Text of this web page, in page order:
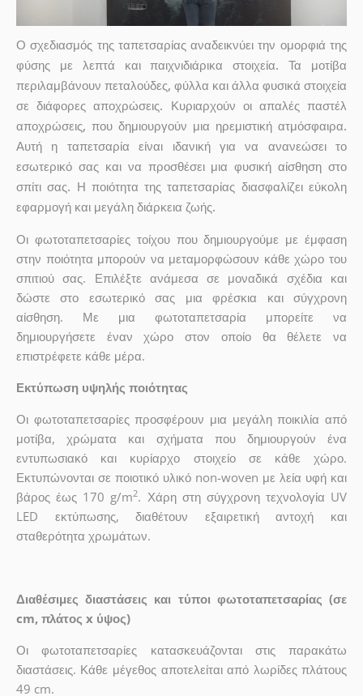
Ο σχεδιασμός της ταπετσαρίας αναδεικνύει την ομορφιά της
φύσης με λεπτά και παιχνιδιάρικα στοιχεία. Τα μοτίβα
περιλαμβάνουν πεταλούδες, φύλλα και άλλα φυσικά στοιχεία
σε διάφορες αποχρώσεις. Κυριαρχούν οι απαλές παστέλ
αποχρώσεις, που δημιουργούν μια ηρεμιστική ατμόσφαιρα.
Αυτή η ταπετσαρία είναι ιδανική για να ανανεώσει το
εσωτερικό σας και να προσθέσει μια φυσική αίσθηση στο
σπίτι σας. Η ποιότητα της ταπετσαρίας διασφαλίζει εύκολη
εφαρμογή και μεγάλη διάρκεια ζωής.
Οι φωτοταπετσαρίες τοίχου που δημιουργούμε με έμφαση
στην ποιότητα μπορούν να μεταμορφώσουν κάθε χώρο του
σπιτιού σας. Επιλέξτε ανάμεσα σε μοναδικά σχέδια και
δώστε στο εσωτερικό σας μια φρέσκια και σύγχρονη
αίσθηση. Με μια φωτοταπετσαρία μπορείτε να
δημιουργήσετε έναν χώρο στον οποίο θα θέλετε να
επιστρέφετε κάθε μέρα.
Εκτύπωση υψηλής ποιότητας
Οι φωτοταπετσαρίες προσφέρουν μια μεγάλη ποικιλία από
μοτίβα, χρώματα και σχήματα που δημιουργούν ένα
εντυπωσιακό και κυρίαρχο στοιχείο σε κάθε χώρο.
Εκτυπώνονται σε ποιοτικό υλικό non-woven με λεία υφή και
βάρος έως 170 g/m2. Χάρη στη σύγχρονη τεχνολογία UV
LED εκτύπωσης, διαθέτουν εξαιρετική αντοχή και
σταθερότητα χρωμάτων.
Διαθέσιμες διαστάσεις και τύποι φωτοταπετσαρίας (σε
cm, πλάτος x ύψος)
Οι φωτοταπετσαρίες κατασκευάζονται στις παρακάτω
διαστάσεις. Κάθε μέγεθος αποτελείται από λωρίδες πλάτους
49 cm.